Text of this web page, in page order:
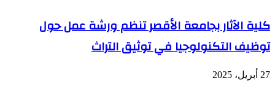
كلية الآثار بجامعة الأقصر تنظم ورشة عمل حول
توظيف التكنولوجيا في توثيق التراث
27 أبريل، 2025